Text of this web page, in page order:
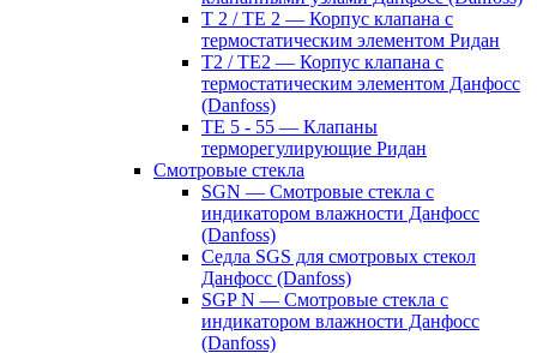
T 2 / TE 2 — Корпус клапана с
термостатическим элементом Ридан
T2 / TE2 — Корпус клапана с
термостатическим элементом Данфосс
(Danfoss)
TE 5 - 55 — Клапаны
терморегулирующие Ридан
Смотровые стекла
SGN — Смотровые стекла с
индикатором влажности Данфосс
(Danfoss)
Седла SGS для смотровых стекол
Данфосс (Danfoss)
SGP N — Смотровые стекла с
индикатором влажности Данфосс
(Danfoss)